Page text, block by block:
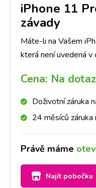
iPhone 11
závady
Máte-li na Vašem
která není uvedená v
Cena: Na dotaz
Doživotní záruka
24 měsíců záruka
Právě máme
Najít pobočku